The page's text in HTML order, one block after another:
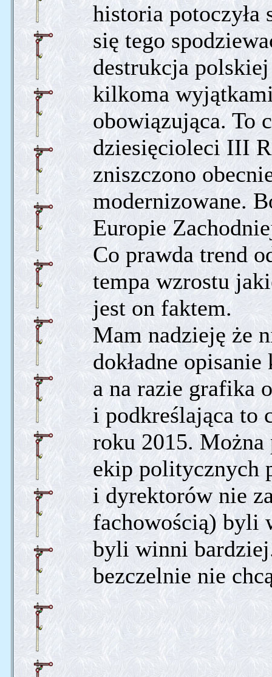
historia potoczyła
się tego
destrukcja
kilkoma
obowiązująca. To
dziesięcioleci III
zniszczono
modernizowane.
Europie
Co prawda trend
tempa wzrostu
jest on faktem.
Mam nadzieję że
dokładne
a na razie grafika
i podkreślająca to
roku 2015.
ekip politycznych
i dyrektorów nie
fachowością) byli
byli winni
bezczelnie nie